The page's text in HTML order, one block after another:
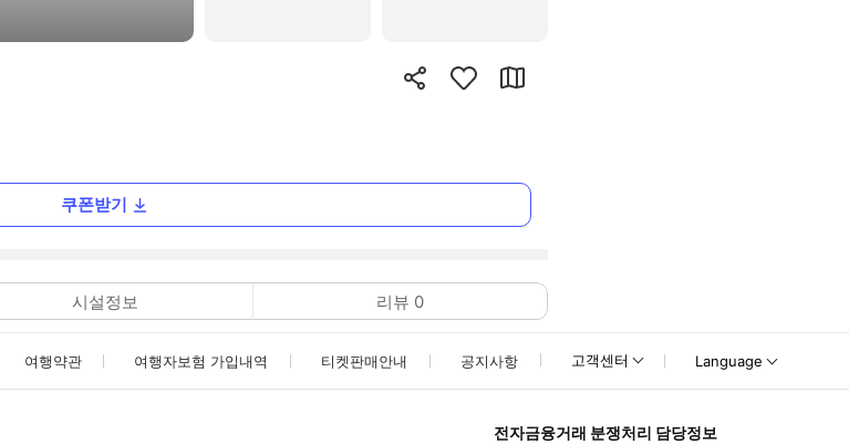
쿠폰받기
시설정보 리뷰 0
여행약관 여행자보험 가입내역 티켓판매안내 공지사항 고객센터 Language
전자금융거래 분쟁처리 담당정보